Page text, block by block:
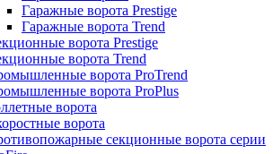
Гаражные ворота Prestige
Гаражные ворота Trend
ворота Prestige
ворота Trend
ворота ProTrend
ворота ProPlus
ворота
ворота
секционные ворота серии